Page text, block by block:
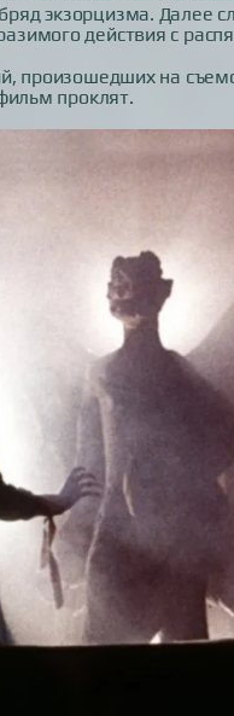
экзорцизма. Далее
действия с
произошедших на
проклят.